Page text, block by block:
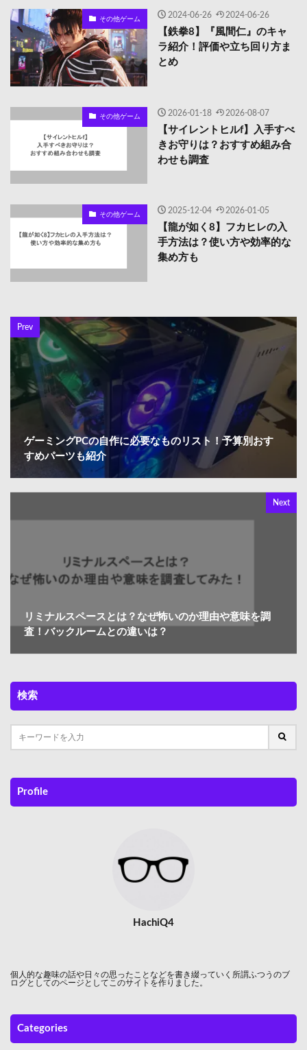
その他ゲーム 2024-06-26 2024-06-26
【鉄拳8】『風間仁』のキャ
ラ紹介！評価や立ち回り方ま
とめ
その他ゲーム 2026-01-18 2026-08-07
【サイレントヒルf】入手すべ
きお守りは？おすすめ組み合
わせも調査
その他ゲーム 2025-12-04 2026-01-05
【龍が如く8】フカヒレの入
手方法は？使い方や効率的な
集め方も
Prev
ゲーミングPCの自作に必要なものリスト！予算別おす
すめパーツも紹介
Next
リミナルスペースとは？なぜ怖いのか理由や意味を調
査！バックルームとの違いは？
検索
Profile
HachiQ4
個人的な趣味の話や日々の思ったことなどを書き綴っていく所謂ふつうのブ
ログとしてのページとしてこのサイトを作りました。
Categories